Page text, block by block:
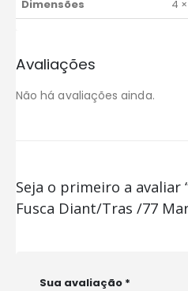
Dimensões
4
Avaliações
Não há avaliações ainda.
Seja o primeiro a avaliar
Fusca Diant/Tras /77
Sua avaliação *